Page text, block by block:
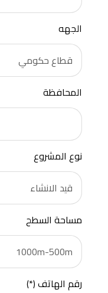
الجهه
المحافظة
نوع المشروع
مساحة السطح
رقم الهاتف (*)